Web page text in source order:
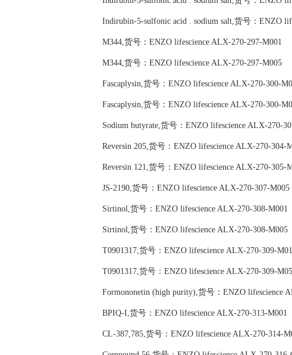
Indirubin-5-sulfonic acid . sodium salt,货号：ENZO
M344,货号：ENZO lifescience ALX-270-297-M001
M344,货号：ENZO lifescience ALX-270-297-M005
Fascaplysin,货号：ENZO lifescience ALX-270-300-
Fascaplysin,货号：ENZO lifescience ALX-270-300-
Sodium butyrate,货号：ENZO lifescience ALX-270-
Reversin 205,货号：ENZO lifescience ALX-270-304-
Reversin 121,货号：ENZO lifescience ALX-270-305-
JS-2190,货号：ENZO lifescience ALX-270-307-M005
Sirtinol,货号：ENZO lifescience ALX-270-308-M001
Sirtinol,货号：ENZO lifescience ALX-270-308-M005
T0901317,货号：ENZO lifescience ALX-270-309-
T0901317,货号：ENZO lifescience ALX-270-309-
Formononetin (high purity),货号：ENZO lifescience
BPIQ-I,货号：ENZO lifescience ALX-270-313-M001
CL-387,785,货号：ENZO lifescience ALX-270-314-